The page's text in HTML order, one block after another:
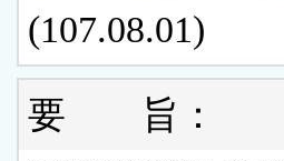
(107.08.01)
要 旨：